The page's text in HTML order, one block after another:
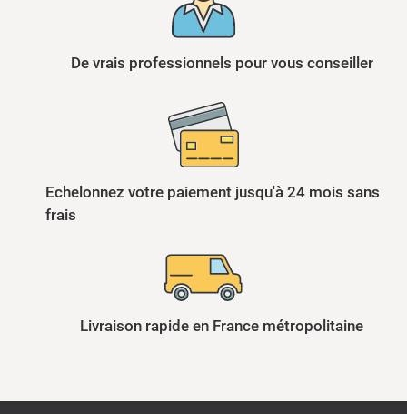
De vrais professionnels pour vous conseiller
Echelonnez votre paiement jusqu'à 24 mois sans
frais
Livraison rapide en France métropolitaine